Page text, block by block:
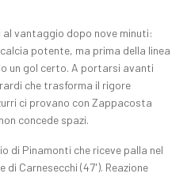
al vantaggio dopo nove minuti:
potente, ma prima della linea
un gol certo. A portarsi avanti
che trasforma il rigore
ci provano con Zappacosta
concede spazi.
di Pinamonti che riceve palla nel
di Carnesecchi (47'). Reazione